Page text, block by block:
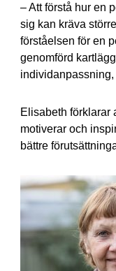
– Att förstå hur en
sig kan kräva
förståelsen för en
genomförd
individanpassning,
Elisabeth förklarar
motiverar och
bättre